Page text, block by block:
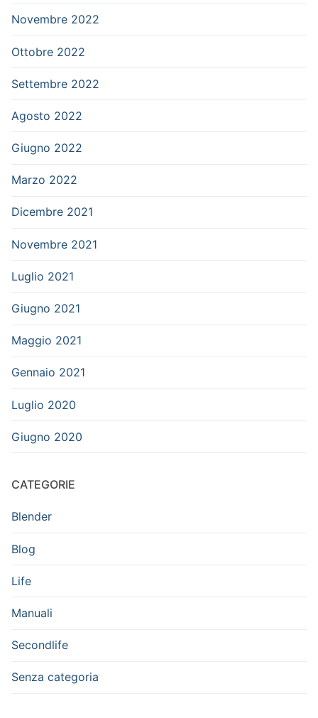
Novembre 2022
Ottobre 2022
Settembre 2022
Agosto 2022
Giugno 2022
Marzo 2022
Dicembre 2021
Novembre 2021
Luglio 2021
Giugno 2021
Maggio 2021
Gennaio 2021
Luglio 2020
Giugno 2020
CATEGORIE
Blender
Blog
Life
Manuali
Secondlife
Senza categoria